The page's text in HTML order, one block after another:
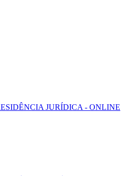
JURÍDICA - ONLINE